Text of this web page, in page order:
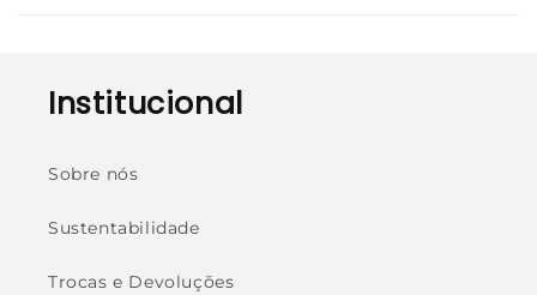
Institucional
Sobre nós
Sustentabilidade
Trocas e Devoluções